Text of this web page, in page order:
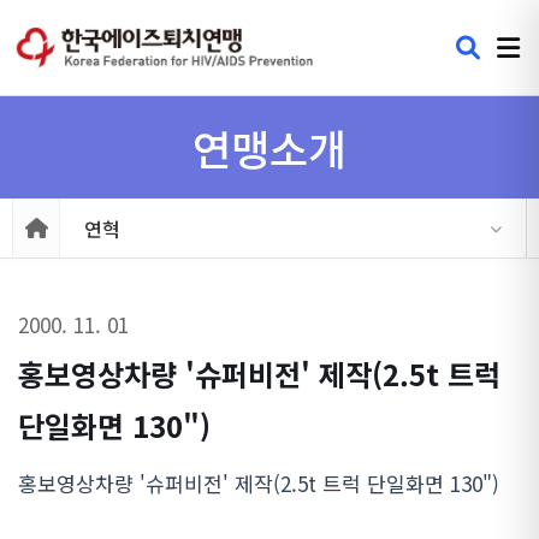
연맹소개
연혁
2000. 11. 01
홍보영상차량 '슈퍼비전' 제작(2.5t 트럭
단일화면 130")
홍보영상차량 '슈퍼비전' 제작(2.5t 트럭 단일화면 130")